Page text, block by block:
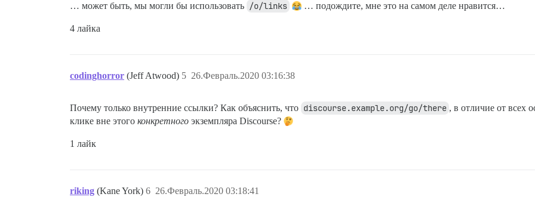
… может быть, мы могли бы использовать /o/links … подождите, мне это на самом деле нравится…
4 лайка
codinghorror (Jeff Atwood) 26.Февраль.2020 03:16:38
5
Почему только внутренние ссылки? Как объяснить, что discourse.example.org/go/there , в отличие от всех
клике вне этого конкретного экземпляра Discourse?
1 лайк
riking (Kane York) 26.Февраль.2020 03:18:41
6